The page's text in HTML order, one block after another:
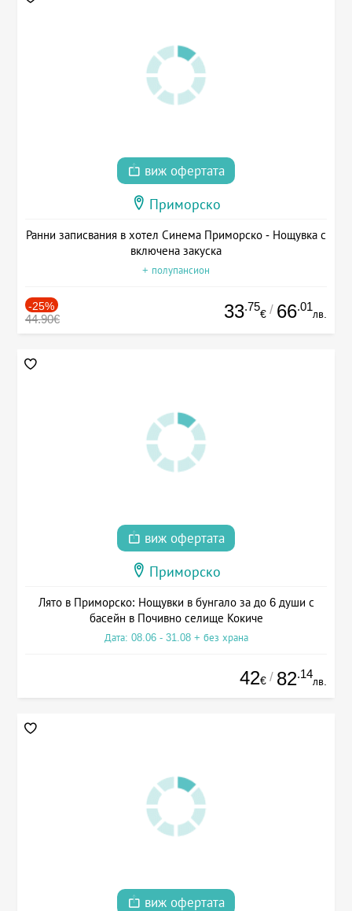
виж офертата
Приморско
Ранни записвания в хотел Синема Приморско - Нощувка с
включена закуска
+ полупансион
-25%
44.90€ 33.75
€ / 66.01
лв.
виж офертата
Приморско
Лято в Приморско: Нощувки в бунгало за до 6 души с
басейн в Почивно селище Кокиче
Дата: 08.06 - 31.08 + без храна
42€ / 82.14
лв.
виж офертата